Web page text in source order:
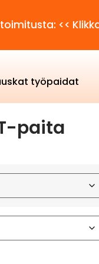
<< Klikkaa tästä
työpaidat
paita